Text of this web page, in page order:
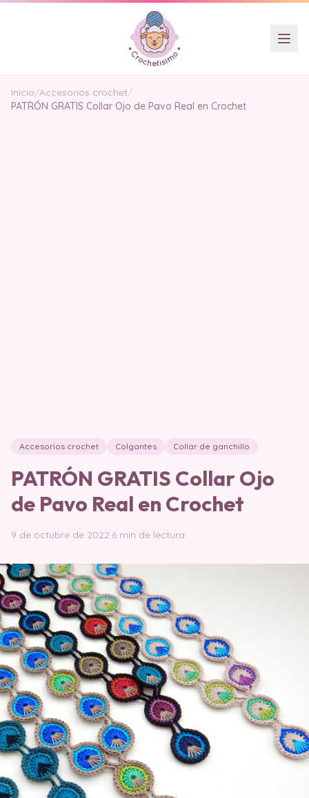
Inicio/Accesorios crochet/
PATRÓN GRATIS Collar Ojo de Pavo Real en Crochet
Accesorios crochet Colgantes Collar de ganchillo
PATRÓN GRATIS Collar Ojo
de Pavo Real en Crochet
9 de octubre de 2022·6 min de lectura